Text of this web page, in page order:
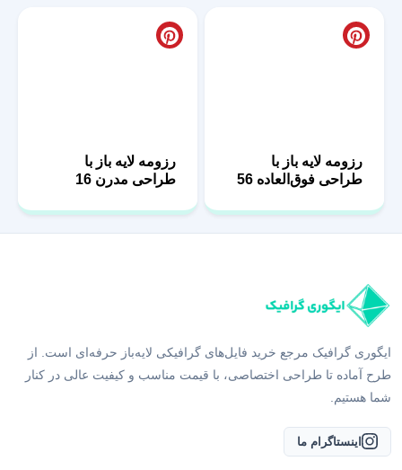
رزومه لایه باز با
طراحی فوق‌العاده 56
رزومه لایه باز با
طراحی مدرن 16
ایگوری گرافیک مرجع خرید فایل‌های گرافیکی لایه‌باز حرفه‌ای است. از
طرح آماده تا طراحی اختصاصی، با قیمت مناسب و کیفیت عالی در کنار
شما هستیم.
اینستاگرام ما